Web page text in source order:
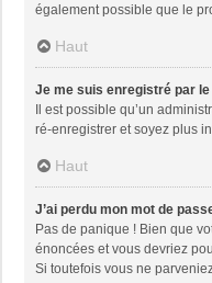
également possible que le
Haut
Je me suis enregistré par
Il est possible qu’un
ré-enregistrer et soyez plus
Haut
J’ai perdu mon mot de
Pas de panique ! Bien que
énoncées et vous devriez
Si toutefois vous ne